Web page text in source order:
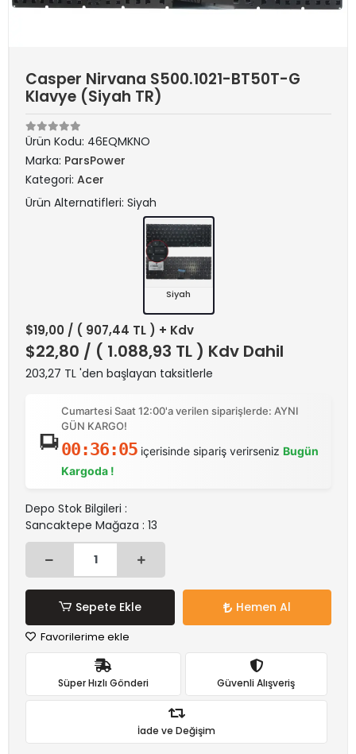
Casper Nirvana S500.1021-BT50T-G
Klavye (Siyah TR)
Ürün Kodu: 46EQMKNO
Marka: ParsPower
Kategori: Acer
Ürün Alternatifleri: Siyah
Siyah
$19,00 / ( 907,44 TL ) + Kdv
$22,80 / ( 1.088,93 TL ) Kdv Dahil
203,27 TL 'den başlayan taksitlerle
Cumartesi Saat 12:00'a verilen siparişlerde: AYNI
GÜN KARGO!
00:36:05içerisinde sipariş verirseniz Bugün
Kargoda !
Depo Stok Bilgileri :
Sancaktepe Mağaza : 13
Sepete Ekle Hemen Al
Favorilerime ekle
Süper Hızlı Gönderi Güvenli Alışveriş
İade ve Değişim